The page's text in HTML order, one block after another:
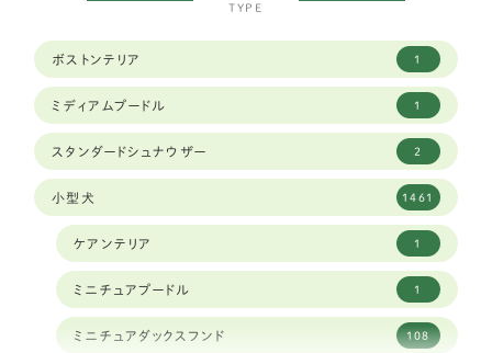
TYPE
ボストンテリア 1
ミディアムプードル 1
スタンダードシュナウザー 2
小型犬 1461
ケアンテリア 1
ミニチュアプードル 1
ミニチュアダックスフンド 108